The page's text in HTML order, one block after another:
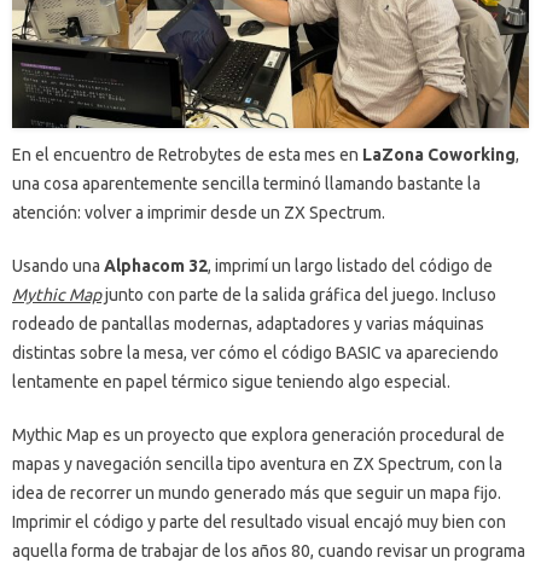
En el encuentro de Retrobytes de esta mes en LaZona Coworking,
una cosa aparentemente sencilla terminó llamando bastante la
atención: volver a imprimir desde un ZX Spectrum.
Usando una Alphacom 32, imprimí un largo listado del código de
Mythic Mapjunto con parte de la salida gráfica del juego. Incluso
rodeado de pantallas modernas, adaptadores y varias máquinas
distintas sobre la mesa, ver cómo el código BASIC va apareciendo
lentamente en papel térmico sigue teniendo algo especial.
Mythic Map es un proyecto que explora generación procedural de
mapas y navegación sencilla tipo aventura en ZX Spectrum, con la
idea de recorrer un mundo generado más que seguir un mapa fijo.
Imprimir el código y parte del resultado visual encajó muy bien con
aquella forma de trabajar de los años 80, cuando revisar un programa